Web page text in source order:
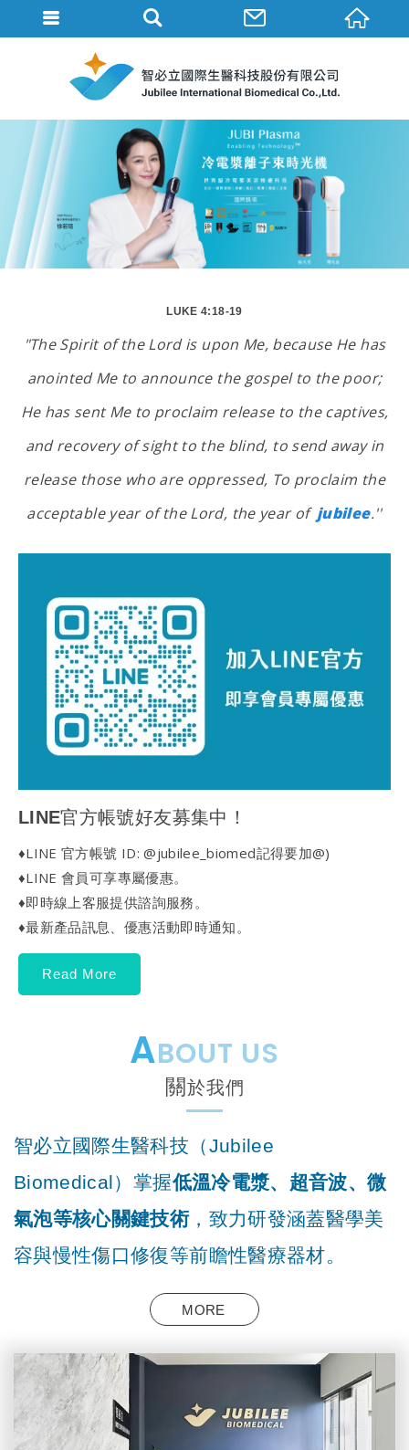
LUKE 4:18-19
"The Spirit of the Lord is upon Me, because He has
anointed Me to announce the gospel to the poor;
He has sent Me to proclaim release to the captives,
and recovery of sight to the blind, to send away in
release those who are oppressed, To proclaim the
acceptable year of the Lord, the year of jubilee.''
LINE官方帳號好友募集中！
♦LINE 官方帳號 ID: @jubilee_biomed記得要加@)
♦LINE 會員可享專屬優惠。
♦即時線上客服提供諮詢服務。
♦最新產品訊息、優惠活動即時通知。
Read More
ABOUT US
關於我們
智必立國際生醫科技（Jubilee
Biomedical）掌握低溫冷電漿、超音波、微
氣泡等核心關鍵技術，致力研發涵蓋醫學美
容與慢性傷口修復等前瞻性醫療器材。
MORE